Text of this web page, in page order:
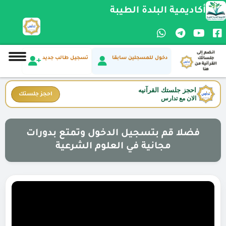
أكاديمية البلدة الطيبة
دخول للمسجلين سابقا تسجيل طالب جديد
انضم إلى
جلساتك
القرآنية من
هنا
احجز جلستك القرآنيه
الان مع تدارس
احجز جلستك
فضلا قم بتسجيل الدخول وتمتع بدورات
مجانية في العلوم الشرعية